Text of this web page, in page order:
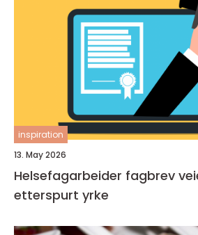
inspiration
13. May 2026
Helsefagarbeider fagbrev veien til et trygt og
etterspurt yrke